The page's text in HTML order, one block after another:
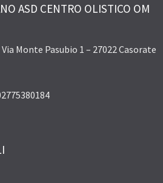
ASD CENTRO OLISTICO OM
Via Monte Pasubio 1 – 27022 Casorate